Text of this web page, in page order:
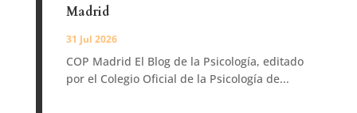
Madrid
31 Jul 2026
COP Madrid El Blog de la Psicología, editado
por el Colegio Oficial de la Psicología de...